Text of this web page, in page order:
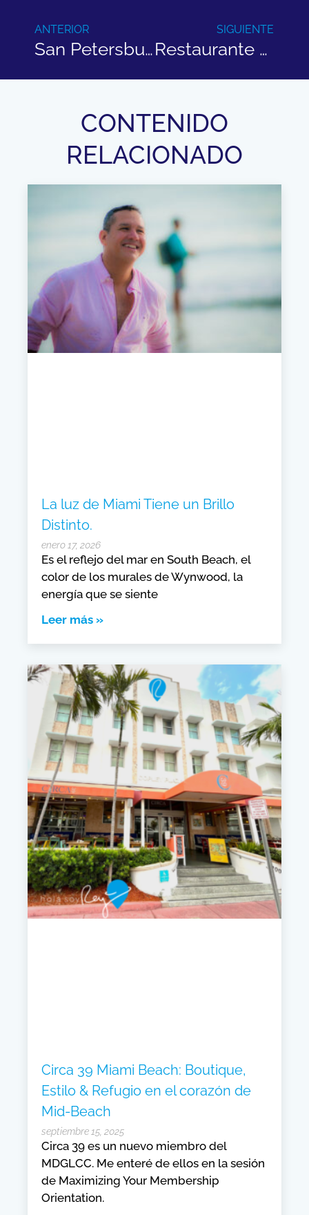
ANTERIOR
San Petersburgo Conocela Conmigo
SIGUIENTE
Restaurante Marker 39
CONTENIDO
RELACIONADO
La luz de Miami Tiene un Brillo
Distinto.
enero 17, 2026
Es el reflejo del mar en South Beach, el
color de los murales de Wynwood, la
energía que se siente
Leer más »
Circa 39 Miami Beach: Boutique,
Estilo & Refugio en el corazón de
Mid-Beach
septiembre 15, 2025
Circa 39 es un nuevo miembro del
MDGLCC. Me enteré de ellos en la sesión
de Maximizing Your Membership
Orientation.